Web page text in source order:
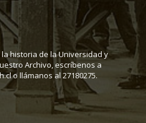
historia de la Universidad y
Archivo, escríbenos a
o llámanos al 27180275.